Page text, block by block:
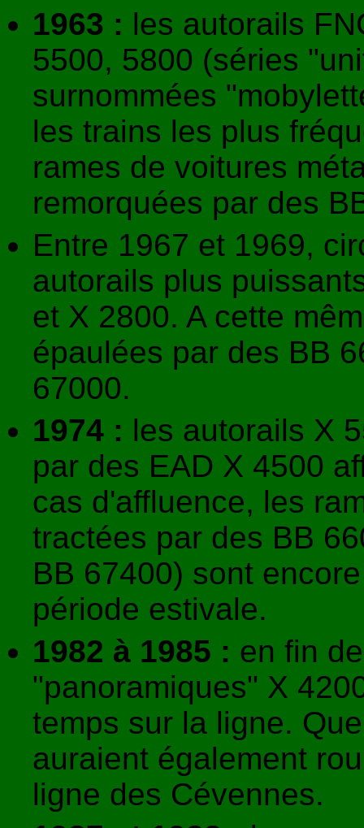
1963 : les autorails
5500, 5800 (séries
surnommées
les trains les plus
rames de voitures
remorquées par des
Entre 1967 et 1969,
autorails plus
et X 2800. A cette
épaulées par des BB
67000.
1974 : les autorails X
par des EAD X 4500
cas d'affluence, les
tractées par des BB
BB 67400) sont
période estivale.
1982 à 1985 : en fin
"panoramiques" X
temps sur la ligne.
auraient également
ligne des Cévennes.